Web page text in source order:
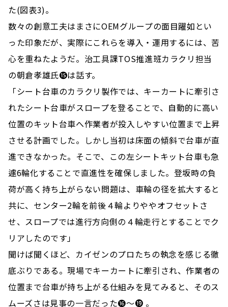
た(図表3)。
数々の創意工夫はまさにOEMグループの面目躍如とい
った印象だが、実際にこれらを導入・運用するには、苦
心を重ねたようだ。治工具課TOS推進班カラクリ担当
の朝倉孝雄氏⓯は話す。
「シート台車のカラクリ製作では、キーカートに牽引さ
れたシート台車がスロープを登ることで、自動的に高い
位置のキット台車へ作業者が投入しやすい位置まで上昇
させる計画でした。しかし当初は床面の傾斜で台車が直
進できなかった。そこで、この左シートキット台車も急
遽6輪化することで直進性を確保しました。登坂時の負
荷が高く持ち上がらない問題は、車輪の径を拡大すると
共に、センター2輪を前後４輪よりややオフセットさ
せ、スロープでは進行方向側の４輪走行とすることでク
リアしたのです」
聞けば聞くほど、カイゼンのプロたちの執念を感じる徹
底ぶりである。現場でキーカートに牽引され、作業者の
位置まで台車が持ち上がる仕組みを見てみると、そのス
ムーズさは見事の一言だった⓰～⓳ 。